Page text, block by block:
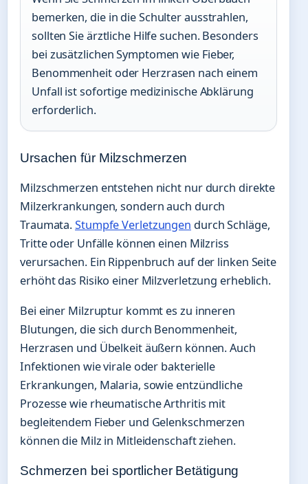
bemerken, die in die Schulter ausstrahlen,
sollten Sie ärztliche Hilfe suchen. Besonders
bei zusätzlichen Symptomen wie Fieber,
Benommenheit oder Herzrasen nach einem
Unfall ist sofortige medizinische Abklärung
erforderlich.
Ursachen für Milzschmerzen
Milzschmerzen entstehen nicht nur durch direkte
Milzerkrankungen, sondern auch durch
Traumata.Stumpfe Verletzungen durch Schläge,
Tritte oder Unfälle können einen Milzriss
verursachen. Ein Rippenbruch auf der linken Seite
erhöht das Risiko einer Milzverletzung erheblich.
Bei einer Milzruptur kommt es zu inneren
Blutungen, die sich durch Benommenheit,
Herzrasen und Übelkeit äußern können. Auch
Infektionen wie virale oder bakterielle
Erkrankungen, Malaria, sowie entzündliche
Prozesse wie rheumatische Arthritis mit
begleitendem Fieber und Gelenkschmerzen
können die Milz in Mitleidenschaft ziehen.
Schmerzen bei sportlicher Betätigung